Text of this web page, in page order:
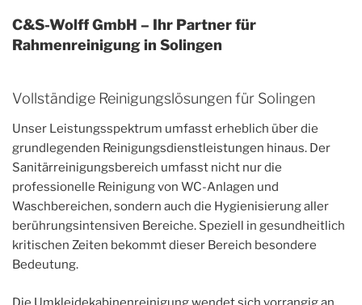
C&S-Wolff GmbH – Ihr Partner für
Rahmenreinigung in Solingen
Vollständige Reinigungslösungen für Solingen
Unser Leistungsspektrum umfasst erheblich über die
grundlegenden Reinigungsdienstleistungen hinaus. Der
Sanitärreinigungsbereich umfasst nicht nur die
professionelle Reinigung von WC-Anlagen und
Waschbereichen, sondern auch die Hygienisierung aller
berührungsintensiven Bereiche. Speziell in gesundheitlich
kritischen Zeiten bekommt dieser Bereich besondere
Bedeutung.